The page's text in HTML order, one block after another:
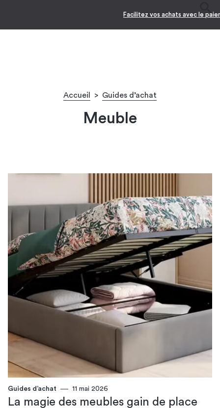
-10% pour les jeunes
Accueil > Guides d’achat
Meuble
Guides d’achat 11 mai 2026
La magie des meubles gain de place